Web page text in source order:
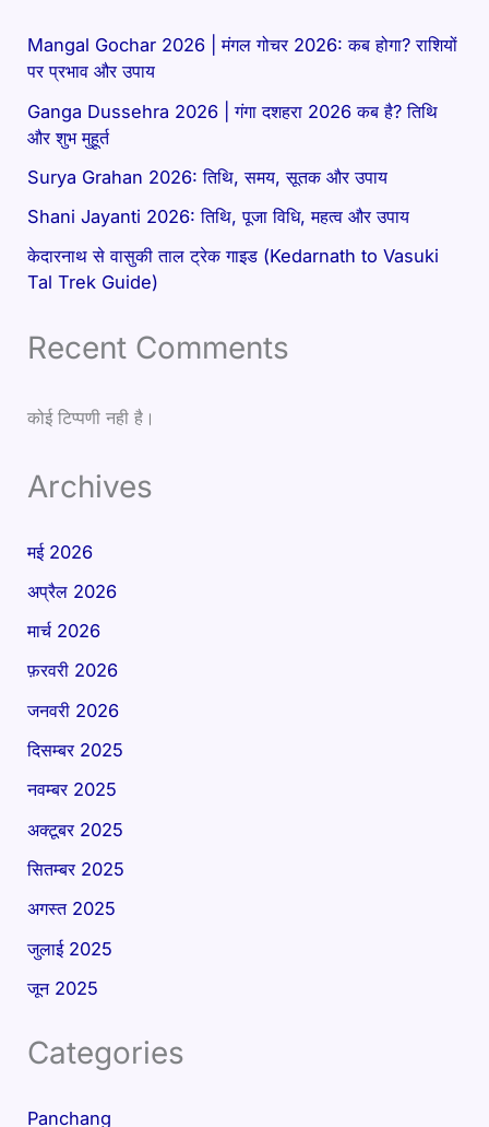
Mangal Gochar 2026 | मंगल गोचर 2026: कब होगा? राशियों
पर प्रभाव और उपाय
Ganga Dussehra 2026 | गंगा दशहरा 2026 कब है? तिथि
और शुभ मुहूर्त
Surya Grahan 2026: तिथि, समय, सूतक और उपाय
Shani Jayanti 2026: तिथि, पूजा विधि, महत्व और उपाय
केदारनाथ से वासुकी ताल ट्रेक गाइड (Kedarnath to Vasuki
Tal Trek Guide)
Recent Comments
कोई टिप्पणी नही है।
Archives
मई 2026
अप्रैल 2026
मार्च 2026
फ़रवरी 2026
जनवरी 2026
दिसम्बर 2025
नवम्बर 2025
अक्टूबर 2025
सितम्बर 2025
अगस्त 2025
जुलाई 2025
जून 2025
Categories
Panchang